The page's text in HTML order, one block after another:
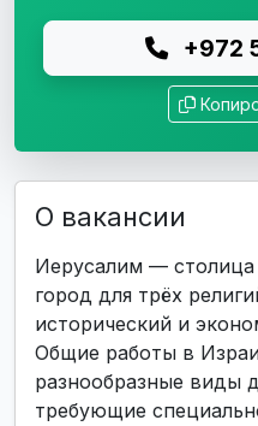
+972
О вакансии
Иерусалим —
город для трёх
исторический и
Общие работы в
разнообразные виды
требующие